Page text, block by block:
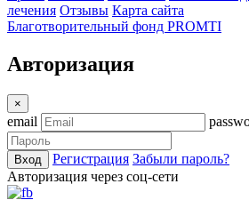
лечения Отзывы Карта сайта
Благотворительный фонд PROMTI
Авторизация
×
email
Вход Регистрация Забыли пароль?
Авторизация через соц-сети